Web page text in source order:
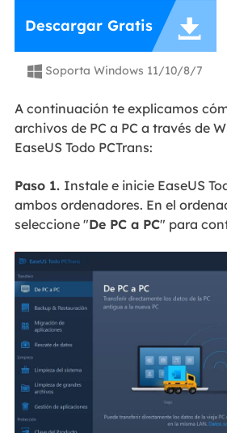
Descargar Gratis 
 Soporta Windows 11/10/8/7
A continuación te explicamos
archivos de PC a PC a través de
EaseUS Todo PCTrans:
Paso 1. Instale e inicie EaseUS
ambos ordenadores. En el
seleccione "De PC a PC" para